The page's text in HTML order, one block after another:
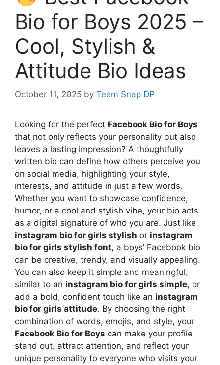
Bio for Boys 2025 –
Cool, Stylish &
Attitude Bio Ideas
October 11, 2025 by Team Snap DP
Looking for the perfect Facebook Bio for Boys
that not only reflects your personality but also
leaves a lasting impression? A thoughtfully
written bio can define how others perceive you
on social media, highlighting your style,
interests, and attitude in just a few words.
Whether you want to showcase confidence,
humor, or a cool and stylish vibe, your bio acts
as a digital signature of who you are. Just like
instagram bio for girls stylish or instagram
bio for girls stylish font, a boys’ Facebook bio
can be creative, trendy, and visually appealing.
You can also keep it simple and meaningful,
similar to an instagram bio for girls simple, or
add a bold, confident touch like an instagram
bio for girls attitude. By choosing the right
combination of words, emojis, and style, your
Facebook Bio for Boys can make your profile
stand out, attract attention, and reflect your
unique personality to everyone who visits your